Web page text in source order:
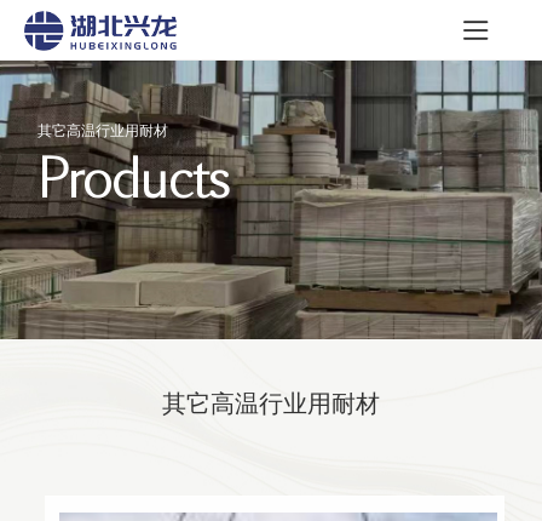
其它高温行业用耐材
Products
其它高温行业用耐材